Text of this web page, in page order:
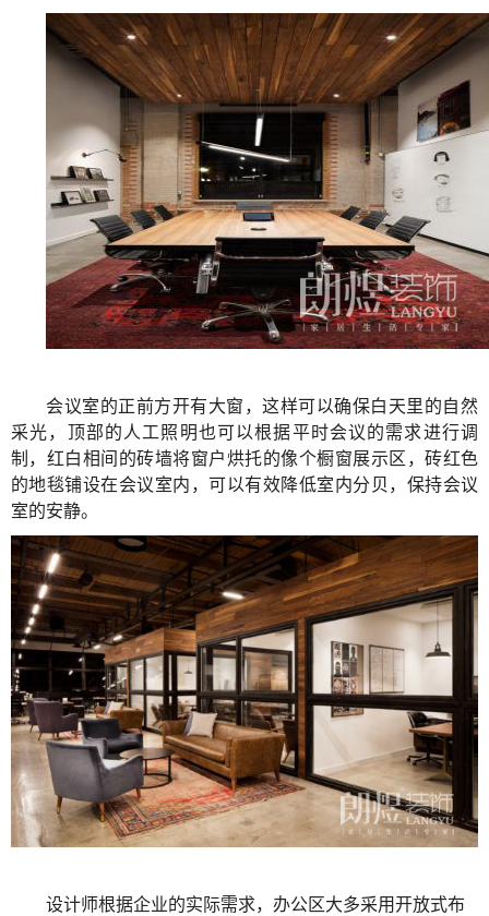
会议室的正前方开有大窗，这样可以确保白天里的自然
采光，顶部的人工照明也可以根据平时会议的需求进行调
制，红白相间的砖墙将窗户烘托的像个橱窗展示区，砖红色
的地毯铺设在会议室内，可以有效降低室内分贝，保持会议
室的安静。
设计师根据企业的实际需求，办公区大多采用开放式布